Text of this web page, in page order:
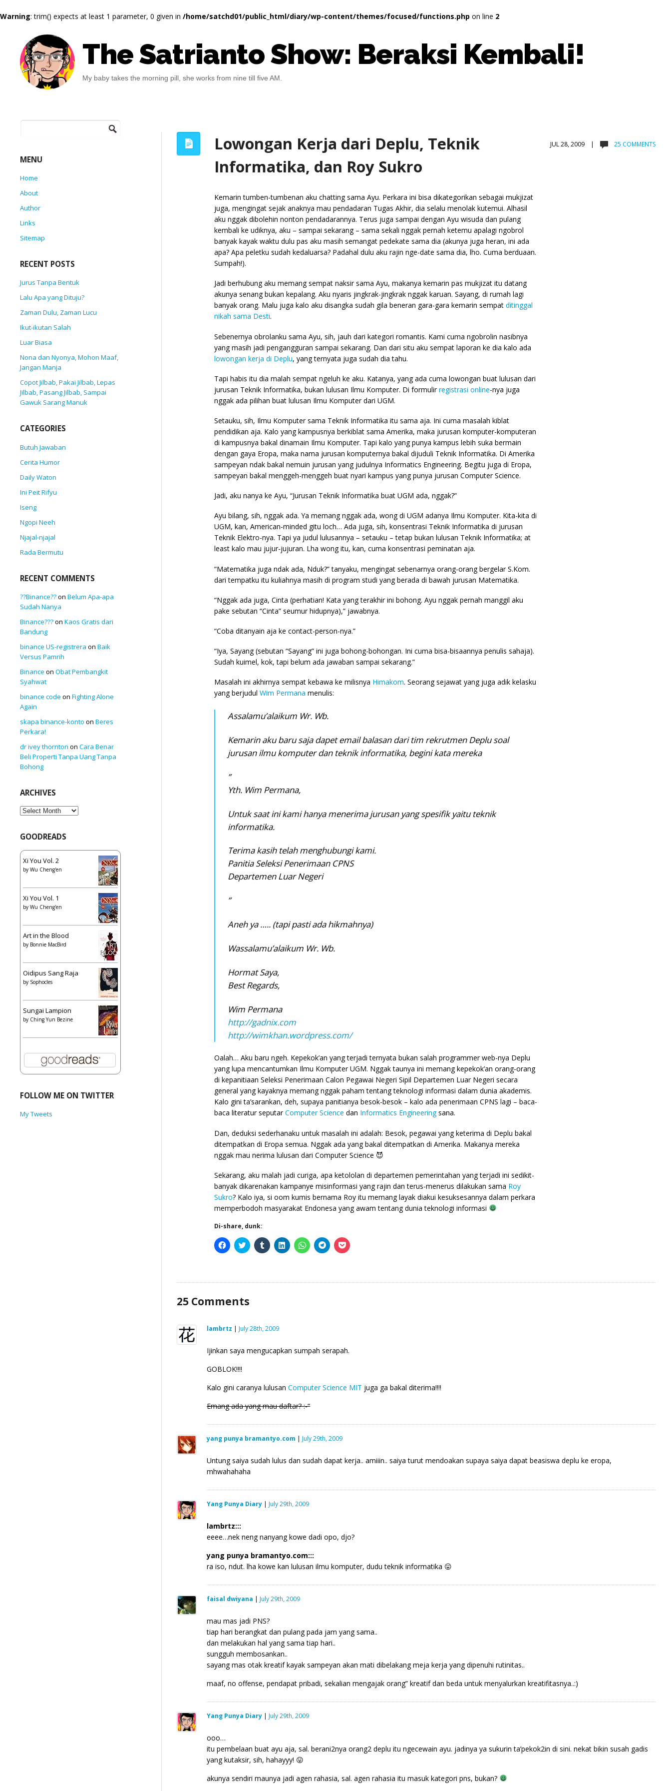
Warning: trim() expects at least 1 parameter, 0 given in /home/satchd01/public_html/diary/wp-content/themes/focused/functions.php on line 2
The Satrianto Show: Beraksi Kembali!
My baby takes the morning pill, she works from nine till five AM.
JUL 28, 2009 | 25 COMMENTS
Lowongan Kerja dari Deplu, Teknik
Informatika, dan Roy Sukro
Kemarin tumben-tumbenan aku chatting sama Ayu. Perkara ini bisa dikategorikan sebagai mukjizat
juga, mengingat sejak anaknya mau pendadaran Tugas Akhir, dia selalu menolak kutemui. Alhasil
aku nggak dibolehin nonton pendadarannya. Terus juga sampai dengan Ayu wisuda dan pulang
kembali ke udiknya, aku – sampai sekarang – sama sekali nggak pernah ketemu apalagi ngobrol
banyak kayak waktu dulu pas aku masih semangat pedekate sama dia (akunya juga heran, ini ada
apa? Apa peletku sudah kedaluarsa? Padahal dulu aku rajin nge-date sama dia, lho. Cuma berduaan.
Sumpah!).
Jadi berhubung aku memang sempat naksir sama Ayu, makanya kemarin pas mukjizat itu datang
akunya senang bukan kepalang. Aku nyaris jingkrak-jingkrak nggak karuan. Sayang, di rumah lagi
banyak orang. Malu juga kalo aku disangka sudah gila beneran gara-gara kemarin sempatditinggal
nikah sama Desti.
Sebenernya obrolanku sama Ayu, sih, jauh dari kategori romantis. Kami cuma ngobrolin nasibnya
yang masih jadi pengangguran sampai sekarang. Dan dari situ aku sempat laporan ke dia kalo ada
lowongan kerja di Deplu, yang ternyata juga sudah dia tahu.
Tapi habis itu dia malah sempat ngeluh ke aku. Katanya, yang ada cuma lowongan buat lulusan dari
jurusan Teknik Informatika, bukan lulusan Ilmu Komputer. Di formulirregistrasi online-nya juga
nggak ada pilihan buat lulusan Ilmu Komputer dari UGM.
Setauku, sih, Ilmu Komputer sama Teknik Informatika itu sama aja. Ini cuma masalah kiblat
pendidikan aja. Kalo yang kampusnya berkiblat sama Amerika, maka jurusan komputer-komputeran
di kampusnya bakal dinamain Ilmu Komputer. Tapi kalo yang punya kampus lebih suka bermain
dengan gaya Eropa, maka nama jurusan komputernya bakal dijuduli Teknik Informatika. Di Amerika
sampeyan ndak bakal nemuin jurusan yang judulnya Informatics Engineering. Begitu juga di Eropa,
sampeyan bakal menggeh-menggeh buat nyari kampus yang punya jurusan Computer Science.
Jadi, aku nanya ke Ayu, “Jurusan Teknik Informatika buat UGM ada, nggak?”
Ayu bilang, sih, nggak ada. Ya memang nggak ada, wong di UGM adanya Ilmu Komputer. Kita-kita di
UGM, kan, American-minded gitu loch… Ada juga, sih, konsentrasi Teknik Informatika di jurusan
Teknik Elektro-nya. Tapi ya judul lulusannya – setauku – tetap bukan lulusan Teknik Informatika; at
least kalo mau jujur-jujuran. Lha wong itu, kan, cuma konsentrasi peminatan aja.
“Matematika juga ndak ada, Nduk?” tanyaku, mengingat sebenarnya orang-orang bergelar S.Kom.
dari tempatku itu kuliahnya masih di program studi yang berada di bawah jurusan Matematika.
“Nggak ada juga, Cinta (perhatian! Kata yang terakhir ini bohong. Ayu nggak pernah manggil aku
pake sebutan “Cinta” seumur hidupnya),” jawabnya.
“Coba ditanyain aja ke contact-person-nya.”
“Iya, Sayang (sebutan “Sayang” ini juga bohong-bohongan. Ini cuma bisa-bisaannya penulis sahaja).
Sudah kuimel, kok, tapi belum ada jawaban sampai sekarang.”
Masalah ini akhirnya sempat kebawa ke milisnya Himakom. Seorang sejawat yang juga adik kelasku
yang berjudulWim Permana menulis:
Assalamu’alaikum Wr. Wb.
Kemarin aku baru saja dapet email balasan dari tim rekrutmen Deplu soal
jurusan ilmu komputer dan teknik informatika, begini kata mereka
”
Yth. Wim Permana,
Untuk saat ini kami hanya menerima jurusan yang spesifik yaitu teknik
informatika.
Terima kasih telah menghubungi kami.
Panitia Seleksi Penerimaan CPNS
Departemen Luar Negeri
”
Aneh ya ….. (tapi pasti ada hikmahnya)
Wassalamu’alaikum Wr. Wb.
Hormat Saya,
Best Regards,
Wim Permana
http://gadnix.com
http://wimkhan.wordpress.com/
Oalah… Aku baru ngeh. Kepekok’an yang terjadi ternyata bukan salah programmer web-nya Deplu
yang lupa mencantumkan Ilmu Komputer UGM. Nggak taunya ini memang kepekok’an orang-orang
di kepanitiaan Seleksi Penerimaan Calon Pegawai Negeri Sipil Departemen Luar Negeri secara
general yang kayaknya memang nggak paham tentang teknologi informasi dalam dunia akademis.
Kalo gini ta’sarankan, deh, supaya panitianya besok-besok – kalo ada penerimaan CPNS lagi – baca-
baca literatur seputarComputer Science dan Informatics Engineeringsana.
Dan, deduksi sederhanaku untuk masalah ini adalah: Besok, pegawai yang keterima di Deplu bakal
ditempatkan di Eropa semua. Nggak ada yang bakal ditempatkan di Amerika. Makanya mereka
nggak mau nerima lulusan dari Computer Science 😈
Sekarang, aku malah jadi curiga, apa ketololan di departemen pemerintahan yang terjadi ini sedikit-
banyak dikarenakan kampanye misinformasi yang rajin dan terus-menerus dilakukan sama Roy
Sukro? Kalo iya, si oom kumis bernama Roy itu memang layak diakui kesuksesannya dalam perkara
memperbodoh masyarakat Endonesa yang awam tentang dunia teknologi informasi
Di-share, dunk:
Click
to
in
window)
Click
to
in
Click
to
in
Click
to
in
Click
to
in
Click
to
in
Click
to
in
25 Comments
lambrtz |July 28th, 2009
Ijinkan saya mengucapkan sumpah serapah.
GOBLOK!!!!
Kalo gini caranya lulusanComputer Science MIT juga ga bakal diterima!!!!
Emang ada yang mau daftar? :-“
yang punya bramantyo.com |July 29th, 2009
Untung saiya sudah lulus dan sudah dapat kerja.. amiiin.. saiya turut mendoakan supaya saiya dapat beasiswa deplu ke eropa,
mhwahahaha
Yang Punya Diary |July 29th, 2009
lambrtz:::
eeee…nek neng nanyang kowe dadi opo, djo?
yang punya bramantyo.com:::
ra iso, ndut. lha kowe kan lulusan ilmu komputer, dudu teknik informatika 😛
faisal dwiyana |July 29th, 2009
mau mas jadi PNS?
tiap hari berangkat dan pulang pada jam yang sama..
dan melakukan hal yang sama tiap hari..
sungguh membosankan..
sayang mas otak kreatif kayak sampeyan akan mati dibelakang meja kerja yang dipenuhi rutinitas..
maaf, no offense, pendapat pribadi, sekalian mengajak orang” kreatif dan beda untuk menyalurkan kreatifitasnya..:)
Yang Punya Diary |July 29th, 2009
ooo…
itu pembelaan buat ayu aja, sal. berani2nya orang2 deplu itu ngecewain ayu. jadinya ya sukurin ta’pekok2in di sini. nekat bikin susah gadis
yang kutaksir, sih, hahayyy! 😛
akunya sendiri maunya jadi agen rahasia, sal. agen rahasia itu masuk kategori pns, bukan?
Search
MENU
Home
About
Author
Links
Sitemap
RECENT POSTS
Jurus Tanpa Bentuk
Lalu Apa yang Dituju?
Zaman Dulu, Zaman Lucu
Ikut-ikutan Salah
Luar Biasa
Nona dan Nyonya, Mohon Maaf,
Jangan Manja
Copot Jilbab, Pakai Jilbab, Lepas
Jilbab, Pasang Jilbab, Sampai
Gawuk Sarang Manuk
CATEGORIES
Butuh Jawaban
Cerita Humor
Daily Waton
Ini Peit Rifyu
Iseng
Ngopi Neeh
Njajal-njajal
Rada Bermutu
RECENT COMMENTS
??Binance??onBelum Apa-apa
Sudah Nanya
Binance???onKaos Gratis dari
Bandung
binance US-registrera onBaik
Versus Pamrih
Binance onObat Pembangkit
Syahwat
binance code onFighting Alone
Again
skapa binance-konto onBeres
Perkara!
dr ivey thornton onCara Benar
Beli Properti Tanpa Uang Tanpa
Bohong
ARCHIVES
Archives
GOODREADS
Xi You Vol. 2
byWu Cheng'en
Xi You Vol. 1
byWu Cheng'en
Art in the Blood
by Bonnie MacBird
Oidipus Sang Raja
by Sophocles
Sungai Lampion
by Ching Yun Bezine
FOLLOW ME ON TWITTER
My Tweets